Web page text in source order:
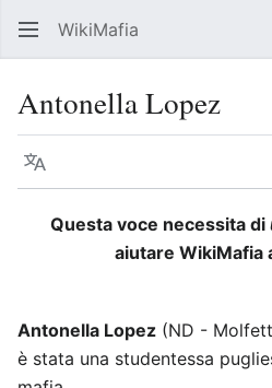
WikiMafia
Antonella Lopez
Lingua
Questa voce necessita di
aiutare WikiMafia
Antonella Lopez (ND -
è stata una studentessa